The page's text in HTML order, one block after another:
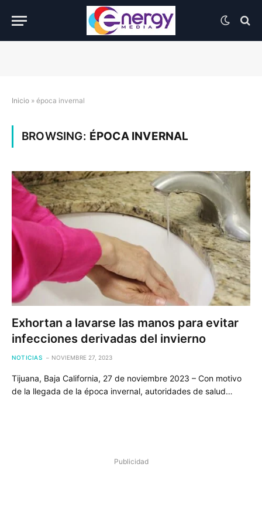
Inicio » época invernal
BROWSING: ÉPOCA INVERNAL
Exhortan a lavarse las manos para evitar
infecciones derivadas del invierno
NOTICIAS NOVIEMBRE 27, 2023
Tijuana, Baja California, 27 de noviembre 2023 – Con motivo
de la llegada de la época invernal, autoridades de salud…
Publicidad